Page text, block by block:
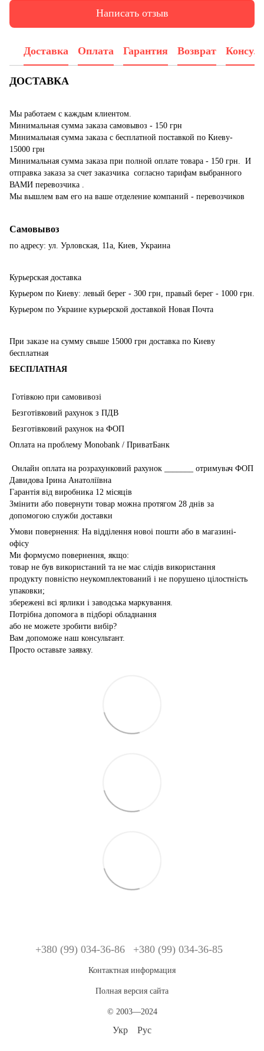
Написать отзыв
Доставка Оплата Гарантия Возврат
ДОСТАВКА
Мы работаем с каждым клиентом.
Минимальная сумма заказа самовывоз - 150 грн
Минимальная сумма заказа с бесплатной поставкой по Киеву-
15000 грн
Минимальная сумма заказа при полной оплате товара - 150 грн. И
отправка заказа за счет заказчика согласно тарифам выбранного
ВАМИ перевозчика .
Мы вышлем вам его на ваше отделение компаний - перевозчиков
Самовывоз
по адресу: ул. Урловская, 11а, Киев, Украина
Курьерская доставка
Курьером по Киеву: левый берег - 300 грн, правый берег - 1000 грн.
Курьером по Украине курьерской доставкой Новая Почта
При заказе на сумму свыше 15000 грн доставка по Киеву
бесплатная
БЕСПЛАТНАЯ
Готівкою при самовивозі
Безготівковий рахунок з ПДВ
Безготівковий рахунок на ФОП
Оплата на проблему Monobank / ПриватБанк
Онлайн оплата на розрахунковий рахунок _______ отримувач ФОП
Давидова Ірина Анатоліївна
Гарантія від виробника 12 місяців
Змінити або повернути товар можна протягом 28 днів за
допомогою служби доставки
Умови повернення: На відділення новоі пошти або в магазині-
офісу
Ми формуємо повернення, якщо:
товар не був використаний та не має слідів використання
продукту повністю неукомплектований і не порушено цілостність
упаковки;
збережені всі ярлики і заводська маркування.
Потрібна допомога в підборі обладнання
або не можете зробити вибір?
Вам допоможе наш консультант.
Просто оставьте заявку.
+380 (99) 034-36-86 +380 (99) 034-36-85
Контактная информация
Полная версия сайта
© 2003—2024
Укр Рус